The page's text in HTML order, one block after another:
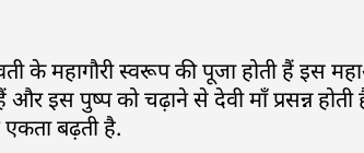
के महागौरी स्वरूप की पूजा होती हैं इस
इस पुष्प को चढ़ाने से देवी माँ प्रसन्न होती
बढ़ती है.